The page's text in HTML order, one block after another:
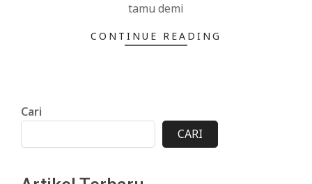
tamu demi
CONTINUE READING
Cari
CARI